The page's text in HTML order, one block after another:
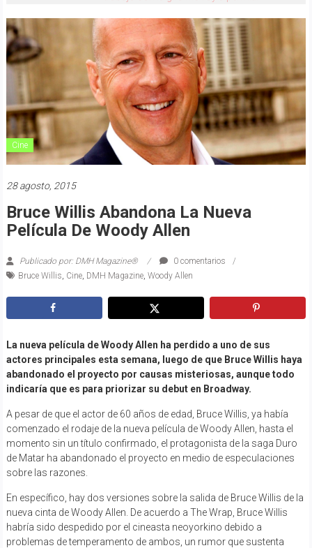
Cine
28 agosto, 2015
Bruce Willis Abandona La Nueva
Película De Woody Allen
Publicado por: DMH Magazine®
0 comentarios
Bruce Willis, Cine, DMH Magazine, Woody Allen
La nueva película de Woody Allen ha perdido a uno de sus
actores principales esta semana, luego de que Bruce Willis haya
abandonado el proyecto por causas misteriosas, aunque todo
indicaría que es para priorizar su debut en Broadway.
A pesar de que el actor de 60 años de edad, Bruce Willis, ya había
comenzado el rodaje de la nueva película de Woody Allen, hasta el
momento sin un título confirmado, el protagonista de la saga Duro
de Matar ha abandonado el proyecto en medio de especulaciones
sobre las razones.
En específico, hay dos versiones sobre la salida de Bruce Willis de la
nueva cinta de Woody Allen. De acuerdo a The Wrap, Bruce Willis
habría sido despedido por el cineasta neoyorkino debido a
problemas de temperamento de ambos, un rumor que sustenta